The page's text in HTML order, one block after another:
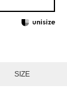
SIZE